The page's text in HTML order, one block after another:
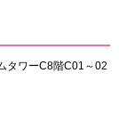
タワーC8階C01～02